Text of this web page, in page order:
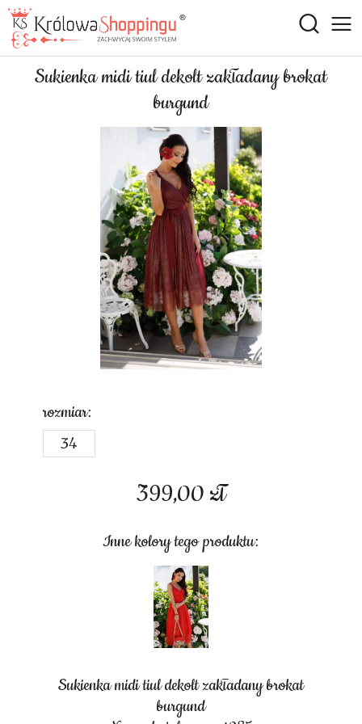
Sukienka midi tiul dekolt zakładany brokat
burgund
399,00 zł
Inne kolory tego produktu:
rozmiar:
34
Sukienka midi tiul dekolt zakładany brokat
burgund